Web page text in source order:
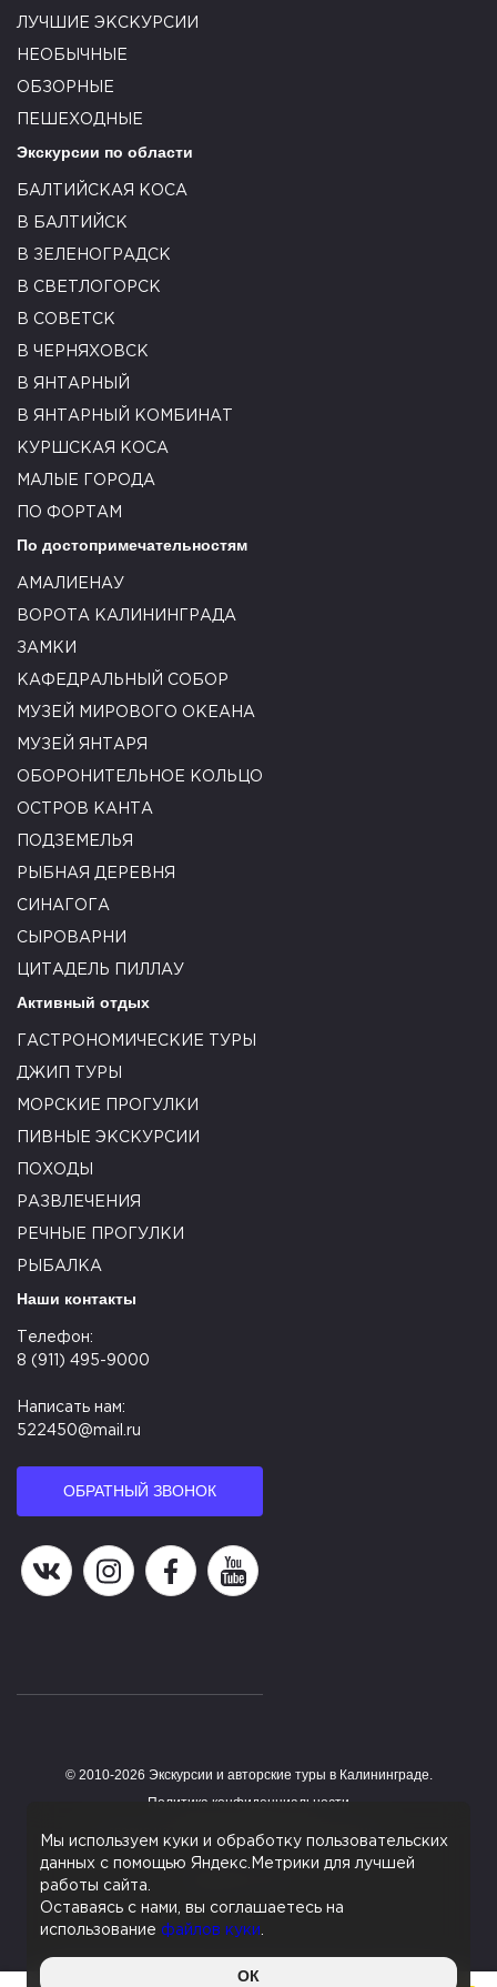
ЛУЧШИЕ ЭКСКУРСИИ
НЕОБЫЧНЫЕ
ОБЗОРНЫЕ
ПЕШЕХОДНЫЕ
Экскурсии по области
БАЛТИЙСКАЯ КОСА
В БАЛТИЙСК
В ЗЕЛЕНОГРАДСК
В СВЕТЛОГОРСК
В СОВЕТСК
В ЧЕРНЯХОВСК
В ЯНТАРНЫЙ
В ЯНТАРНЫЙ КОМБИНАТ
КУРШСКАЯ КОСА
МАЛЫЕ ГОРОДА
ПО ФОРТАМ
По достопримечательностям
АМАЛИЕНАУ
ВОРОТА КАЛИНИНГРАДА
ЗАМКИ
КАФЕДРАЛЬНЫЙ СОБОР
МУЗЕЙ МИРОВОГО ОКЕАНА
МУЗЕЙ ЯНТАРЯ
ОБОРОНИТЕЛЬНОЕ КОЛЬЦО
ОСТРОВ КАНТА
ПОДЗЕМЕЛЬЯ
РЫБНАЯ ДЕРЕВНЯ
СИНАГОГА
СЫРОВАРНИ
ЦИТАДЕЛЬ ПИЛЛАУ
Активный отдых
ГАСТРОНОМИЧЕСКИЕ ТУРЫ
ДЖИП ТУРЫ
МОРСКИЕ ПРОГУЛКИ
ПИВНЫЕ ЭКСКУРСИИ
ПОХОДЫ
РАЗВЛЕЧЕНИЯ
РЕЧНЫЕ ПРОГУЛКИ
РЫБАЛКА
Наши контакты
Телефон:
8 (911) 495-9000
Написать нам:
522450@mail.ru
ОБРАТНЫЙ ЗВОНОК
Наша группа в ВК
Наша страница в Instagram
Наша группа в Facebook
Наш канал на YouTube
© 2010-2026 Экскурсии и авторские туры в Калининграде.
Политика конфиденциальности
Согласие на обработку персональных данных
Работает на HostCMS
Данный сайт является информационным сервисом,
помогающим с поиском экскурсий и туров и не оказывает
Мы используем куки и обработку пользовательских
данных с помощью Яндекс.Метрики для лучшей
работы сайта.
Оставаясь с нами, вы соглашаетесь на
использование файлов куки
ОК